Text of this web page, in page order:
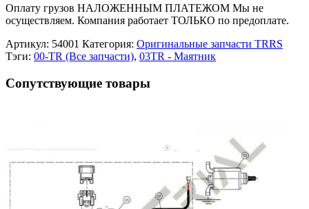
Оплату грузов НАЛОЖЕННЫМ ПЛАТЕЖОМ Мы не
осуществляем. Компания работает ТОЛЬКО по предоплате.
Артикул: 54001 Категория: Оригинальные запчасти TRRS
Тэги: 00-TR (Все запчасти), 03TR - Маятник
Сопутствующие товары